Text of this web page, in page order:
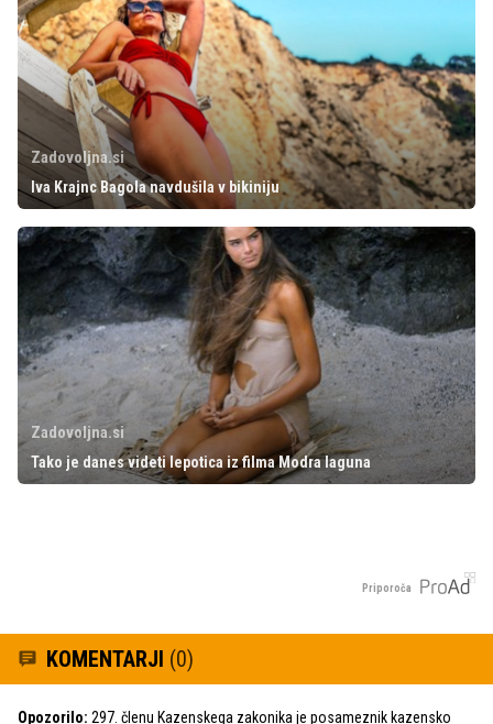
Zadovoljna.si
Iva Krajnc Bagola navdušila v bikiniju
Zadovoljna.si
Tako je danes videti lepotica iz filma Modra laguna
Priporoča
KOMENTARJI (0)
Opozorilo: 297. členu Kazenskega zakonika je posameznik kazensko